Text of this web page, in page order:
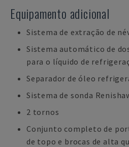
Equipamento adicional
Sistema de extração de
Sistema automático de
para o líquido de
Separador de óleo
Sistema de sonda
2 tornos
Conjunto completo de
de topo e brocas de alta